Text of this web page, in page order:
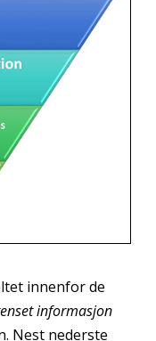
innenfor de
informasjon
Nest nederste